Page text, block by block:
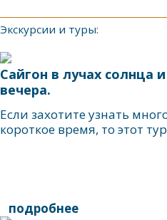
Экскурсии и туры:
Сайгон в лучах солнца
вечера.
Если захотите узнать
короткое время, то этот
подробнее